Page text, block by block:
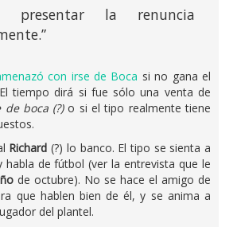
presentar la renuncia
con irse de Boca si no gana el
tiempo dirá si fue sólo una venta de
de boca (?)o si el tipo realmente tiene
Richard (?) lo banco. El tipo se sienta a
habla de fútbol (ver la entrevista que le
de octubre). No se hace el amigo de
que hablen bien de él, y se anima a
del plantel.